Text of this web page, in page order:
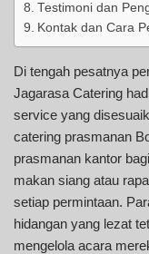
Testimoni dan
Kontak dan Cara
Di tengah pesatnya
Jagarasa Catering
service yang
catering prasmanan
prasmanan kantor
makan siang atau
setiap permintaan.
hidangan yang lezat
mengelola acara